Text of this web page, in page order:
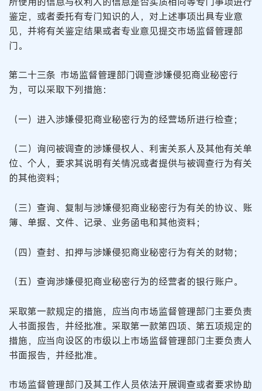
鉴定，或者委托有专门知识的人，对上述事项出具专业意
见，并将有关鉴定结果或者专业意见提交市场监督管理部
门。
第二十三条 市场监督管理部门调查涉嫌侵犯商业秘密行
为，可以采取下列措施：
（一）进入涉嫌侵犯商业秘密行为的经营场所进行检查；
（二）询问被调查的涉嫌侵权人、利害关系人及其他有关单
位、个人，要求其说明有关情况或者提供与被调查行为有关
的其他资料；
（三）查询、复制与涉嫌侵犯商业秘密行为有关的协议、账
簿、单据、文件、记录、业务函电和其他资料；
（四）查封、扣押与涉嫌侵犯商业秘密行为有关的财物；
（五）查询涉嫌侵犯商业秘密行为的经营者的银行账户。
采取第一款规定的措施，应当向市场监督管理部门主要负责
人书面报告，并经批准。采取第一款第四项、第五项规定的
措施，应当向设区的市级以上市场监督管理部门主要负责人
书面报告，并经批准。
市场监督管理部门及其工作人员依法开展调查或者要求协助